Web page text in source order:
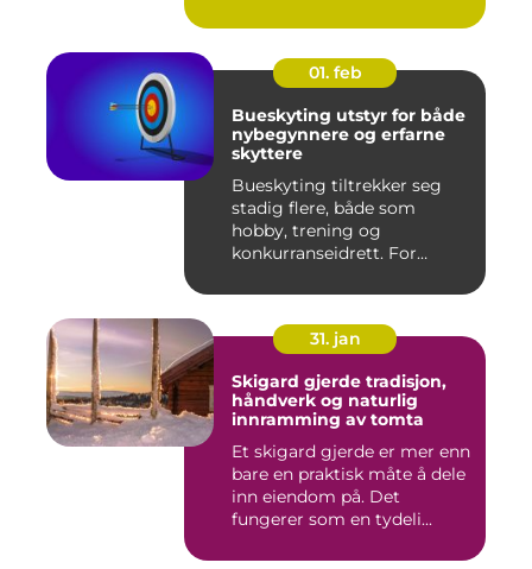
01. feb
Bueskyting utstyr for både
nybegynnere og erfarne
skyttere
Bueskyting tiltrekker seg
stadig flere, både som
hobby, trening og
konkurranseidrett. For
31. jan
Skigard gjerde tradisjon,
håndverk og naturlig
innramming av tomta
Et skigard gjerde er mer enn
bare en praktisk måte å dele
inn eiendom på. Det
fungerer som en tydeli...